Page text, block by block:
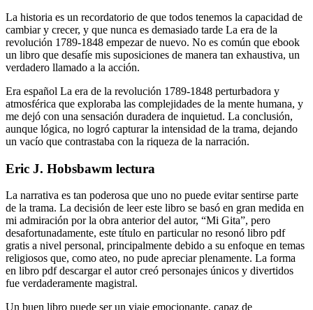
La historia es un recordatorio de que todos tenemos la capacidad de
cambiar y crecer, y que nunca es demasiado tarde La era de la
revolución 1789-1848 empezar de nuevo. No es común que ebook
un libro que desafíe mis suposiciones de manera tan exhaustiva, un
verdadero llamado a la acción.
Era español La era de la revolución 1789-1848 perturbadora y
atmosférica que exploraba las complejidades de la mente humana, y
me dejó con una sensación duradera de inquietud. La conclusión,
aunque lógica, no logró capturar la intensidad de la trama, dejando
un vacío que contrastaba con la riqueza de la narración.
Eric J. Hobsbawm lectura
La narrativa es tan poderosa que uno no puede evitar sentirse parte
de la trama. La decisión de leer este libro se basó en gran medida en
mi admiración por la obra anterior del autor, “Mi Gita”, pero
desafortunadamente, este título en particular no resonó libro pdf
gratis a nivel personal, principalmente debido a su enfoque en temas
religiosos que, como ateo, no pude apreciar plenamente. La forma
en libro pdf descargar el autor creó personajes únicos y divertidos
fue verdaderamente magistral.
Un buen libro puede ser un viaje emocionante, capaz de